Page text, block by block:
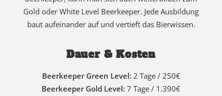
Gold oder White Level Beerkeeper. Jede Ausbildung
baut aufeinander auf und vertieft das Bierwissen.
Dauer & Kosten
Beerkeeper Green Level: 2 Tage / 250€
Beerkeeper Gold Level: 7 Tage / 1.390€